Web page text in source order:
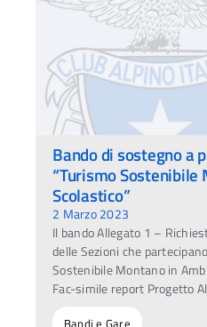
Bando di sostegno a
“Turismo
Scolastico”
2 Marzo 2023
Il bando Allegato 1 –
delle Sezioni che
Sostenibile Montano in
Fac-simile report Progetto
Bandi e Gare